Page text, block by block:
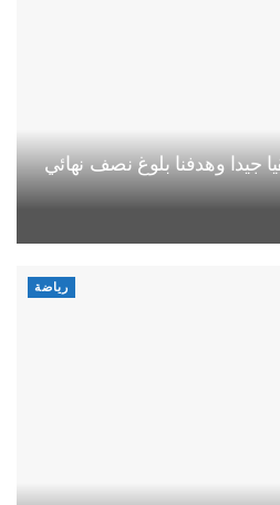
جيدا وهدفنا بلوغ نصف نهائي
رياضة